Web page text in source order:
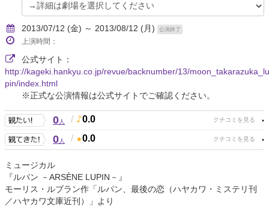
2013/07/12 (金) ～ 2013/08/12 (月) 公演終了
上演時間：
公式サイト：
http://kageki.hankyu.co.jp/revue/backnumber/13/moon_takarazuka_lu
pin/index.html
※正式な公演情報は公式サイトでご確認ください。
0人 / 0.0
0人 / 0.0
ミュージカル
『ルパン －ARSÈNE LUPIN－』
モーリス・ルブラン作「ルパン、最後の恋（ハヤカワ・ミステリ刊
／ハヤカワ文庫近刊）」より